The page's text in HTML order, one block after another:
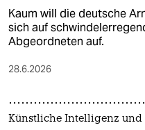
Kaum will die deutsche
sich auf
Abgeordneten auf.
28.6.2026
Künstliche Intelligenz und